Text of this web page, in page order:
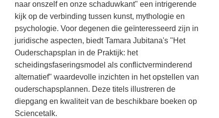
Verzorging
THEMA'S
Budgetteren
De boerderij
Duurzaamheid
Eerste wereldoorlog
Biologie
Geld PO
Geld VO
Geschiedenis
Maatschappijleer
Orientatie
naar onszelf en onze schaduwkant" een intrigerende
kijk op de verbinding tussen kunst, mythologie en
psychologie. Voor degenen die geïnteresseerd zijn in
juridische aspecten, biedt Tamara Jubitana's "Het
Ouderschapsplan in de Praktijk: het
scheidingsfaseringsmodel als conflictverminderend
alternatief" waardevolle inzichten in het opstellen van
ouderschapsplannen. Deze titels illustreren de
diepgang en kwaliteit van de beschikbare boeken op
Sciencetalk.